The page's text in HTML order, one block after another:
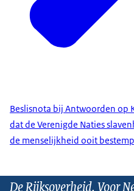
Beslisnota bij Antwoorden op
dat de Verenigde Naties
de menselijkheid ooit
De Rijksoverheid. Voor